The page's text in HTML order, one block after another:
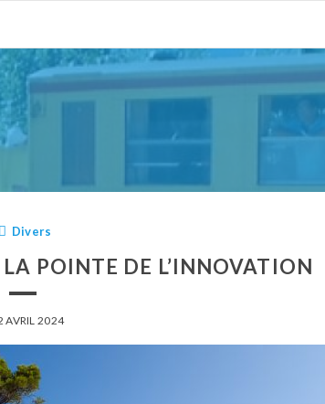
Divers
LA POINTE DE L’INNOVATION
AVRIL 2024